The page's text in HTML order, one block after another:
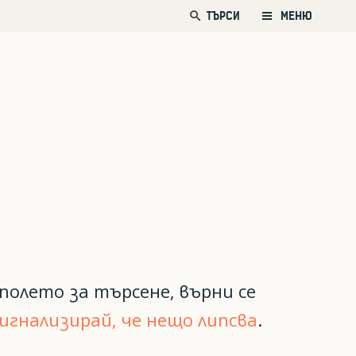
search ТЪРСИ МЕНЮ
за търсене, върни се
че нещо липсва.